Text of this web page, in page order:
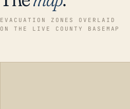
EVACUATION ZONES OVERLAID
ON THE LIVE COUNTY BASEMAP